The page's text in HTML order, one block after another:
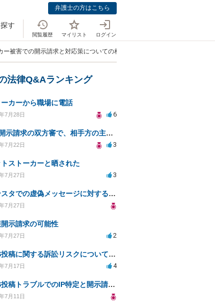
弁護士の方はこちら
す
閲覧履歴 マイリスト ログイン
被害での開示請求と対応策についての相談」
法律Q&Aランキング
ーカーから職場に電話
7月28日 6
Xの開示請求の双方審で、相手方の主張が口頭ばかりで把握しきれません
7月22日 3
ストーカーと晒された
7月27日 3
インスタでの虚偽メッセージに対する法的対応の必要性は？
7月27日
示請求の可能性
7月27日 2
SNS投稿に関する訴訟リスクについての相談
7月17日 4
SNS投稿トラブルでのIP特定と開示請求の現実性は？
7月11日